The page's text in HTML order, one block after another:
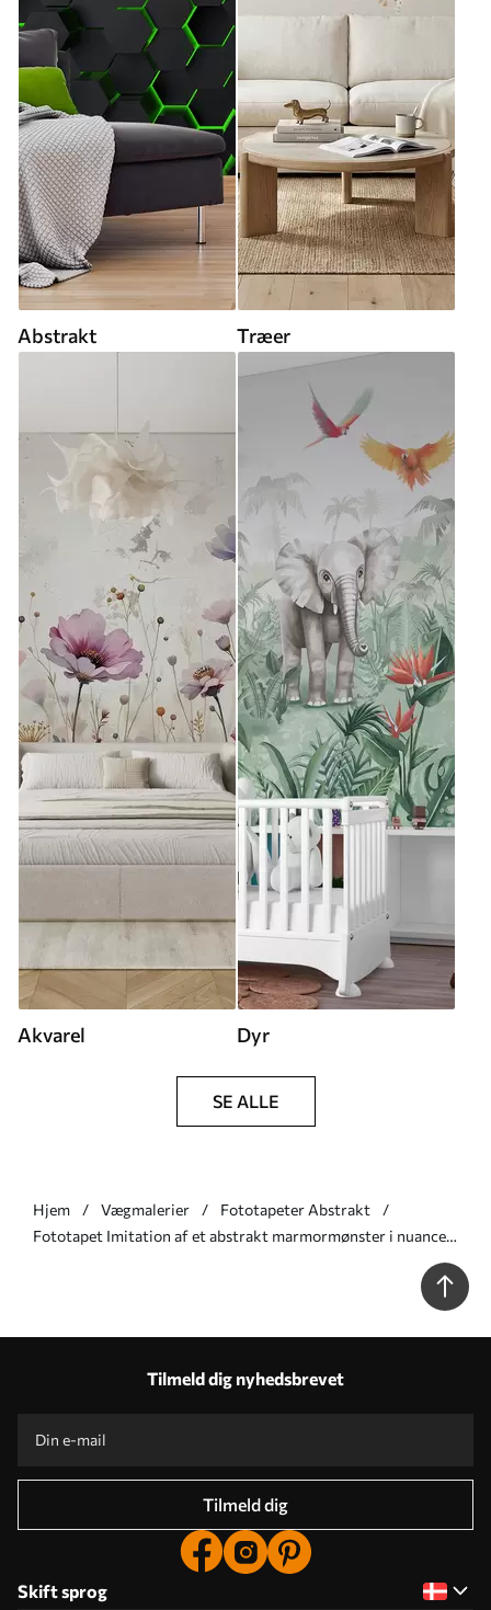
Abstrakt Træer
Akvarel Dyr
SE ALLE
Hjem Vægmalerier
Fototapeter Abstrakt
Fototapet Imitation af et abstrakt marmormønster i nuancer
Tilmeld dig nyhedsbrevet
Tilmeld dig
Skift sprog